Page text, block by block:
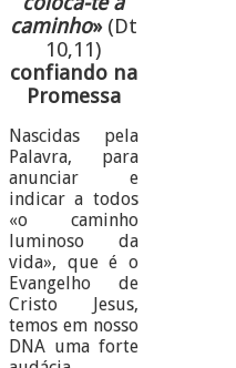
caminho»(Dt
10,11)
confiando na
Promessa
Nascidas pela
Palavra, para
anunciar e
indicar a todos
«o caminho
luminoso da
vida», que é o
Evangelho de
Cristo Jesus,
temos em nosso
DNA uma forte